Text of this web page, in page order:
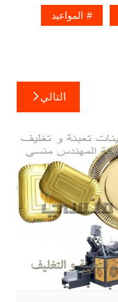
المواعيد
التالي